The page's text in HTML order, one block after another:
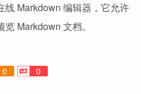
Markdown 编辑器，它允许
Markdown 文档。
0 0